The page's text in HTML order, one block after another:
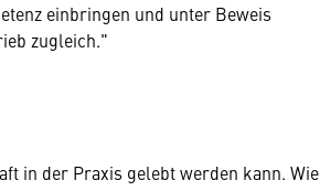
einbringen und unter Beweis
zugleich."
in der Praxis gelebt werden kann. Wie